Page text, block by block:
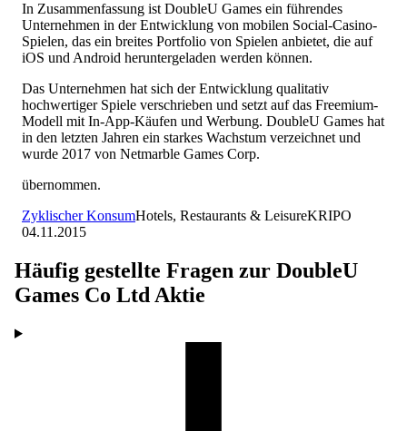
In Zusammenfassung ist DoubleU Games ein führendes
Unternehmen in der Entwicklung von mobilen Social-Casino-
Spielen, das ein breites Portfolio von Spielen anbietet, die auf
iOS und Android heruntergeladen werden können.
Das Unternehmen hat sich der Entwicklung qualitativ
hochwertiger Spiele verschrieben und setzt auf das Freemium-
Modell mit In-App-Käufen und Werbung. DoubleU Games hat
in den letzten Jahren ein starkes Wachstum verzeichnet und
wurde 2017 von Netmarble Games Corp.
übernommen.
Zyklischer KonsumHotels, Restaurants & LeisureKRIPO
04.11.2015
Häufig gestellte Fragen zur DoubleU
Games Co Ltd Aktie